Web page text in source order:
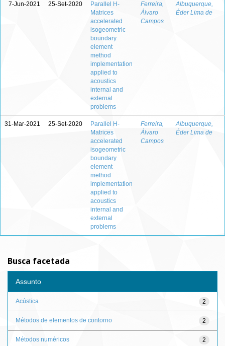
7-Jun-2021 25-Set-2020
Parallel H-
Matrices
accelerated
isogeometric
boundary
element
method
implementation
applied to
acoustics
internal and
external
problems
Ferreira,
Álvaro
Campos
Albuquerque,
Éder Lima de
31-Mar-2021 25-Set-2020
Parallel H-
Matrices
accelerated
isogeometric
boundary
element
method
implementation
applied to
acoustics
internal and
external
problems
Ferreira,
Álvaro
Campos
Albuquerque,
Éder Lima de
Busca facetada
Assunto
2
Acústica
2
Métodos de elementos de contorno
2
Métodos numéricos